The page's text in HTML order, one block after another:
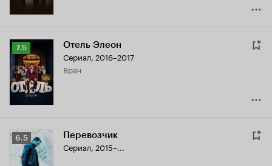
Рейтинг
Кинопоиска
7.5
7.5 Отель Элеон
Сериал, 2016–2017
врач
Рейтинг
Кинопоиска
6.5
6.5 Перевозчик
Сериал, 2015–...